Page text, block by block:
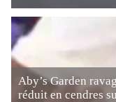
Aby’s Garden
réduit en cendres